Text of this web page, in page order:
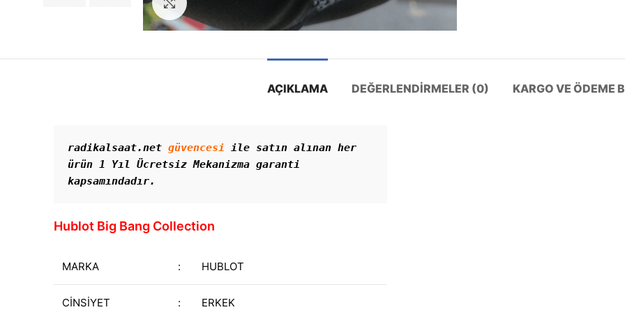
AÇIKLAMA DEĞERLENDIRMELER (0) KARGO VE ÖDEME
radikalsaat.net güvencesi ile satın alınan her
ürün 1 Yıl Ücretsiz Mekanizma garanti
kapsamındadır.
Hublot Big Bang Collection
MARKA : HUBLOT
CİNSİYET : ERKEK